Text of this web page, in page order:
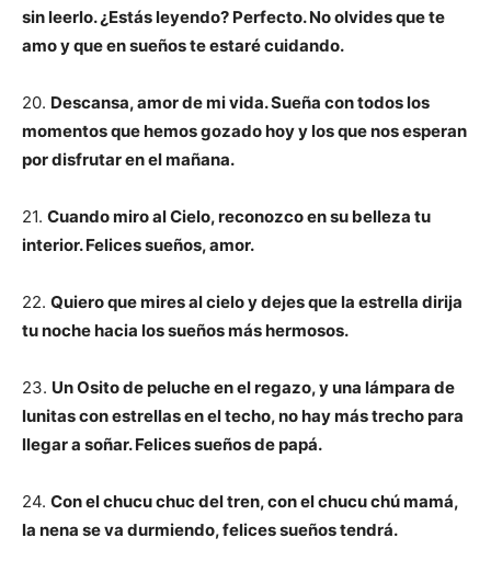
sin leerlo. ¿Estás leyendo? Perfecto. No olvides que te
amo y que en sueños te estaré cuidando.
20. Descansa, amor de mi vida. Sueña con todos los
momentos que hemos gozado hoy y los que nos esperan
por disfrutar en el mañana.
21. Cuando miro al Cielo, reconozco en su belleza tu
interior. Felices sueños, amor.
22. Quiero que mires al cielo y dejes que la estrella dirija
tu noche hacia los sueños más hermosos.
23. Un Osito de peluche en el regazo, y una lámpara de
lunitas con estrellas en el techo, no hay más trecho para
llegar a soñar. Felices sueños de papá.
24. Con el chucu chuc del tren, con el chucu chú mamá,
la nena se va durmiendo, felices sueños tendrá.